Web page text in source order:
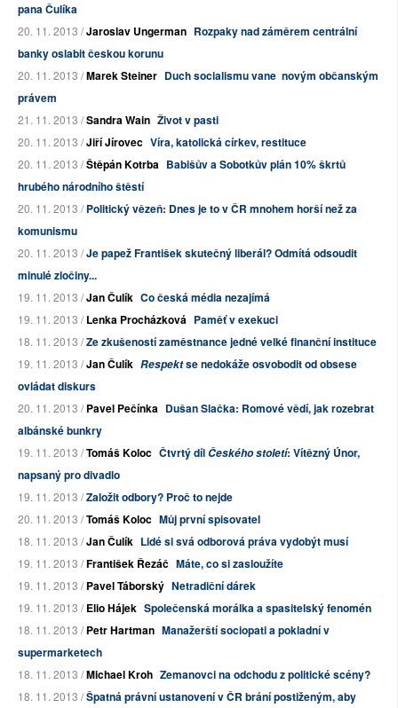
pana Čulíka
20. 11. 2013 /Jaroslav Ungerman Rozpaky nad záměrem centrální
banky oslabit českou korunu
20. 11. 2013 /Marek Steiner Duch socialismu vane novým občanským
právem
21. 11. 2013 /Sandra Wain Život v pasti
20. 11. 2013 /Jiří Jírovec Víra, katolická církev, restituce
20. 11. 2013 /Štěpán Kotrba Babišův a Sobotkův plán 10% škrtů
hrubého národního štěstí
20. 11. 2013 /Politický vězeň: Dnes je to v ČR mnohem horší než za
komunismu
20. 11. 2013 /Je papež František skutečný liberál? Odmítá odsoudit
minulé zločiny...
19. 11. 2013 /Jan Čulík Co česká média nezajímá
19. 11. 2013 /Lenka Procházková Paměť v exekuci
18. 11. 2013 /Ze zkušeností zaměstnance jedné velké finanční instituce
19. 11. 2013 /Jan Čulík Respektse nedokáže osvobodit od obsese
ovládat diskurs
20. 11. 2013 /Pavel Pečínka Dušan Slačka: Romové vědí, jak rozebrat
albánské bunkry
19. 11. 2013 /Tomáš Koloc Čtvrtý dílČeského století: Vítězný Únor,
napsaný pro divadlo
19. 11. 2013 /Založit odbory? Proč to nejde
20. 11. 2013 /Tomáš Koloc Můj první spisovatel
18. 11. 2013 /Jan Čulík Lidé si svá odborová práva vydobýt musí
19. 11. 2013 /František Řezáč Máte, co si zasloužíte
19. 11. 2013 /Pavel Táborský Netradiční dárek
19. 11. 2013 /Elio Hájek Společenská morálka a spasitelský fenomén
18. 11. 2013 /Petr Hartman Manažerští sociopati a pokladní v
supermarketech
18. 11. 2013 /Michael Kroh Zemanovci na odchodu z politické scény?
18. 11. 2013 /Špatná právní ustanovení v ČR brání postiženým, aby